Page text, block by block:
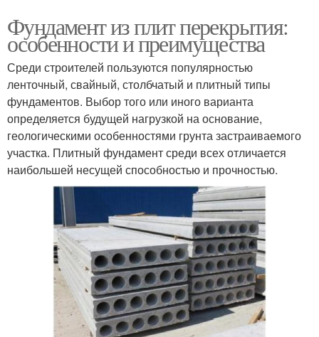
Фундамент из плит перекрытия:
особенности и преимущества
Среди строителей пользуются популярностью
ленточный, свайный, столбчатый и плитный типы
фундаментов. Выбор того или иного варианта
определяется будущей нагрузкой на основание,
геологическими особенностями грунта застраиваемого
участка. Плитный фундамент среди всех отличается
наибольшей несущей способностью и прочностью.